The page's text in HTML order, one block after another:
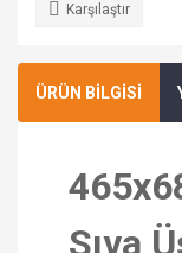
Karşılaştır
ÜRÜN BİLGİSİ
Sıva